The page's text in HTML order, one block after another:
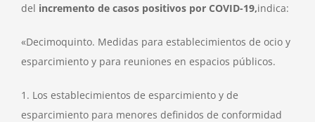
del incremento de casos positivos por COVID-19,indica:
«Decimoquinto. Medidas para establecimientos de ocio y
esparcimiento y para reuniones en espacios públicos.
1. Los establecimientos de esparcimiento y de
esparcimiento para menores definidos de conformidad